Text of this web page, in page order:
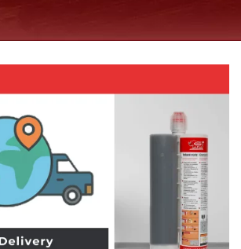
С 1997 ГОДА
USE